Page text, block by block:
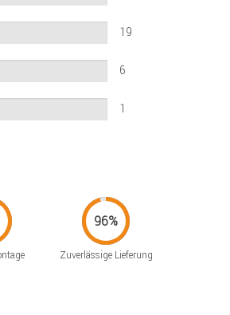
19
6
1
Zuverlässige Lieferung